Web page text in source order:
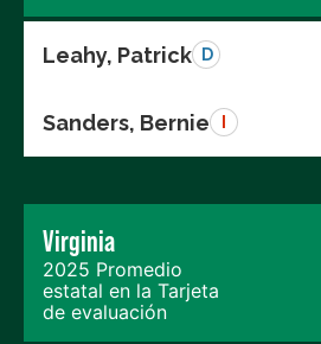
Leahy, Patrick D
Sanders, Bernie
Virginia
2025 Promedio
estatal en la Tarjeta
de evaluación